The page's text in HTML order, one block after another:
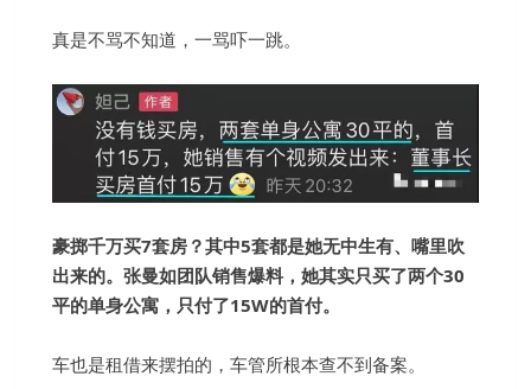
真是不骂不知道，一骂吓一跳。
豪掷千万买7套房？其中5套都是她无中生有、嘴里吹
出来的。张曼如团队销售爆料，她其实只买了两个30
平的单身公寓，只付了15W的首付。
车也是租借来摆拍的，车管所根本查不到备案。